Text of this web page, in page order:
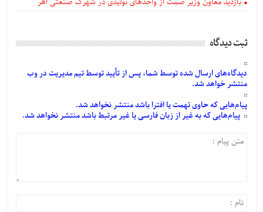
ثبت دیدگاه
دیدگاه‌هایارسالشدهتوسط شما، پس ازتأییدتوسط تیم مدیریت در وب
منتشر خواهد شد.
پیام‌هاییکه حاوی تهمت یا افترا باشد منتشر نخواهد شد.
پیام‌هاییکه به غیر از زبان فارسی یا غیر مرتبط باشد منتشر نخواهد شد.